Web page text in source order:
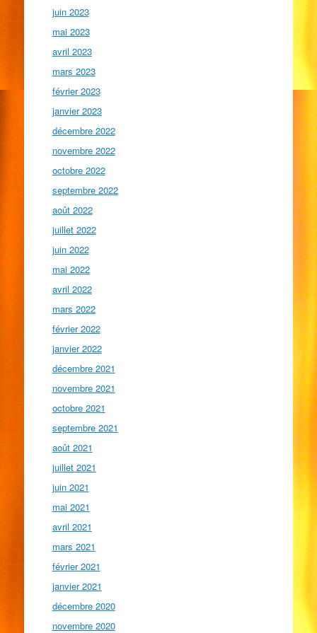
juin 2023
mai 2023
avril 2023
mars 2023
février 2023
janvier 2023
décembre 2022
novembre 2022
octobre 2022
septembre 2022
août 2022
juillet 2022
juin 2022
mai 2022
avril 2022
mars 2022
février 2022
janvier 2022
décembre 2021
novembre 2021
octobre 2021
septembre 2021
août 2021
juillet 2021
juin 2021
mai 2021
avril 2021
mars 2021
février 2021
janvier 2021
décembre 2020
novembre 2020